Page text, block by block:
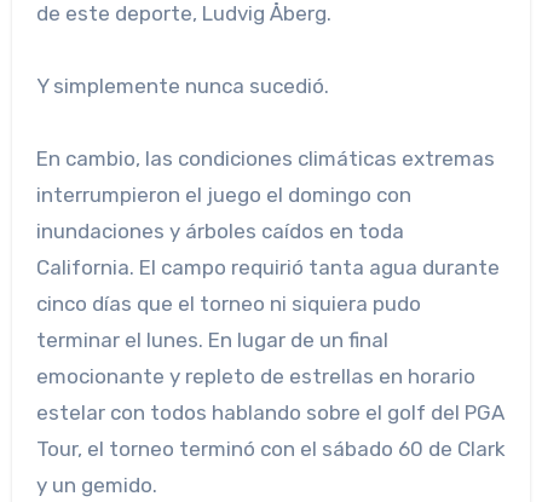
de este deporte, Ludvig Åberg.
Y simplemente nunca sucedió.
En cambio, las condiciones climáticas extremas
interrumpieron el juego el domingo con
inundaciones y árboles caídos en toda
California. El campo requirió tanta agua durante
cinco días que el torneo ni siquiera pudo
terminar el lunes. En lugar de un final
emocionante y repleto de estrellas en horario
estelar con todos hablando sobre el golf del PGA
Tour, el torneo terminó con el sábado 60 de Clark
y un gemido.